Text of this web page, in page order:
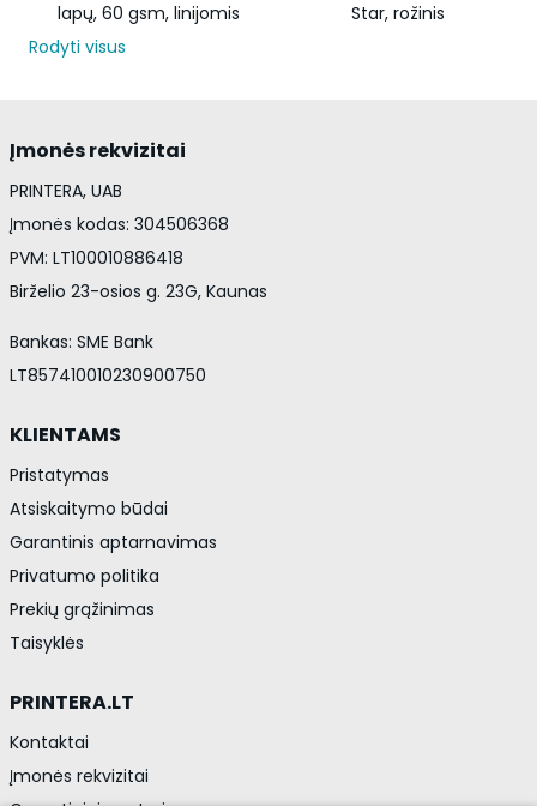
lapų, 60 gsm, linijomis
Star, rožinis
Rodyti visus
Įmonės rekvizitai
PRINTERA, UAB
Įmonės kodas: 304506368
PVM: LT100010886418
Birželio 23-osios g. 23G, Kaunas
Bankas: SME Bank
LT857410010230900750
KLIENTAMS
Pristatymas
Atsiskaitymo būdai
Garantinis aptarnavimas
Privatumo politika
Prekių grąžinimas
Taisyklės
PRINTERA.LT
Kontaktai
Įmonės rekvizitai